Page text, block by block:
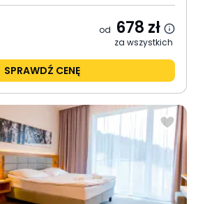
od 678 zł
za wszystkich
SPRAWDŹ CENĘ